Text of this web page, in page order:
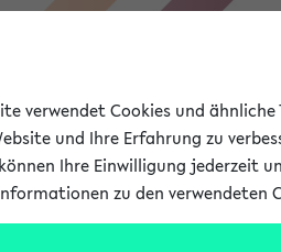
Forschung
verwendet Cookies und
und Ihre Erfahrung zu
Ihre Einwilligung jederzeit
zu den verwendeten